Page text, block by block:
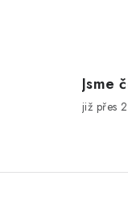
Jsme
již přes